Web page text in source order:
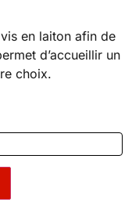
en laiton afin de
d’accueillir un
choix.